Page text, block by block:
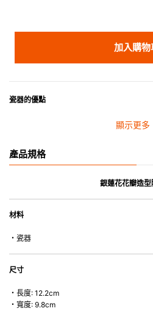
加入購物
瓷器的優點
• 耐熱性極佳，適用於微波爐，也可放入焗
• 可用於洗碗機。
• 合乎食用安全的塗層表面，幾乎不黏，食
*不可直接用於熱源上
產品規格
銀蓮花花瓣造型
材料
・瓷器
尺寸
・長度: 12.2cm
・寬度: 9.8cm